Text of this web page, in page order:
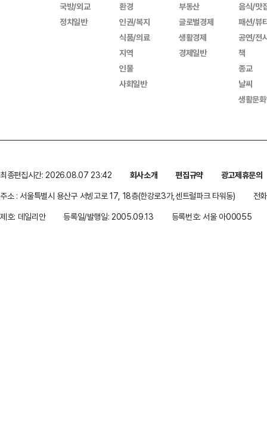
국방/외교
정치일반
환경
인권/복지
식품/의료
지역
인물
사회일반
부동산
글로벌경제
생활경제
경제일반
음식/맛
패션/뷰
공연/전
책
종교
날씨
생활문
최종편집시간: 2026.08.07 23:42 회사소개 편집규약
광고제휴문의
주소 : 서울특별시 용산구 서빙고로 17, 18층(한강로3가,센트럴파크 타워동)
전
제호: 데일리안
등록일/발행일: 2005.09.13 등록번호: 서울 아00055